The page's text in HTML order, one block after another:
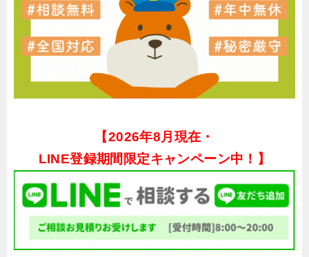
【2026年8月現在・
LINE登録期間限定キャンペーン中！】